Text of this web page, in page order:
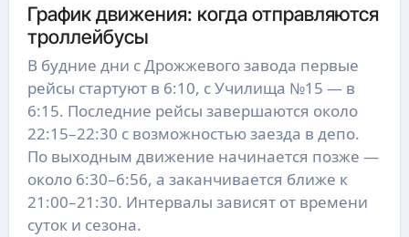
График движения: когда отправляются
троллейбусы
В будние дни с Дрожжевого завода первые
рейсы стартуют в 6:10, с Училища №15 — в
6:15. Последние рейсы завершаются около
22:15–22:30 с возможностью заезда в депо.
По выходным движение начинается позже —
около 6:30–6:56, а заканчивается ближе к
21:00–21:30. Интервалы зависят от времени
суток и сезона.